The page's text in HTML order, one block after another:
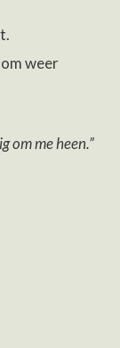
weer
om me heen.”